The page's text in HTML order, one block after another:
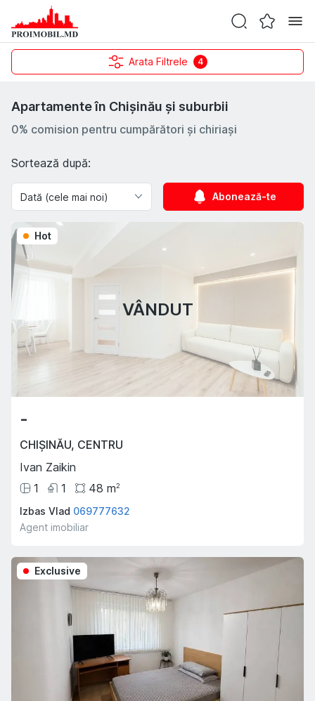
Arata Filtrele 4
Apartamente în Chișinău și suburbii
0% comision pentru cumpărători și chiriași
Sortează după:
Abonează-te
VÂNDUT
Hot
-
CHIȘINĂU, CENTRU
Ivan Zaikin
1
1 48 m2
Izbas Vlad 069777632
Agent imobiliar
Exclusive